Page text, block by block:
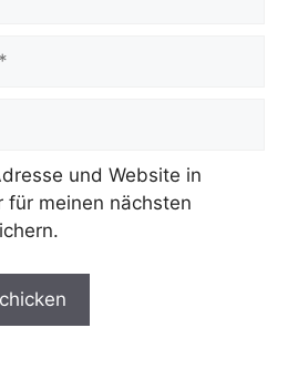
und Website in
für meinen nächsten